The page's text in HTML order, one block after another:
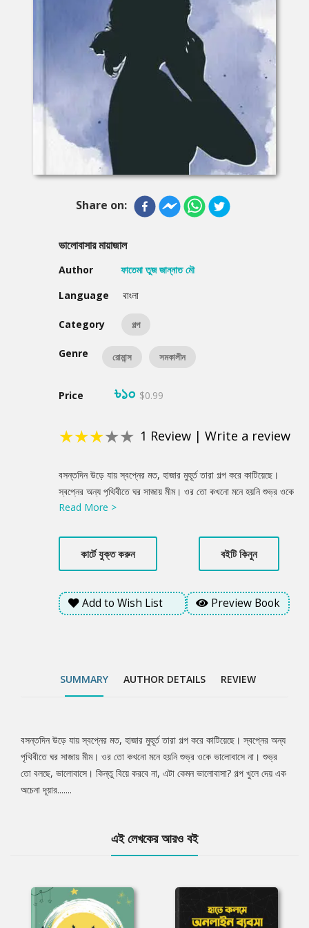
Share on:
ভালোবাসার মায়াজাল
Author
ফাতেমা তুজ জান্নাত মৌ
Language
বাংলা
Category গল্প
Genre রোমান্স সমকালীন
Price ৳১০ $0.99
★★★★★ 1 Review | Write a review
Product
Summery
বসন্তদিন উড়ে যায় স্বপ্নের মত, হাজার মুহূর্ত তারা গল্প করে কাটিয়েছে।
স্বপ্নের অন্য পৃথিবীতে ঘর সাজায় মীম। ওর তো কখনো মনে হয়নি শুভ্র ওকে
ভালোবাসে না। শুভ্র তো বলছে, ভালোবাসে। কিন্তু বিয়ে করবে না, এটা কেমন
Read More >
কার্টে যুক্ত করুন বইটি কিনুন
Add to Wish List Preview Book
SUMMARY AUTHOR DETAILS REVIEW
Tab
Article
বসন্তদিন উড়ে যায় স্বপ্নের মত, হাজার মুহূর্ত তারা গল্প করে কাটিয়েছে। স্বপ্নের অন্য
পৃথিবীতে ঘর সাজায় মীম। ওর তো কখনো মনে হয়নি শুভ্র ওকে ভালোবাসে না। শুভ্র
তো বলছে, ভালোবাসে। কিন্তু বিয়ে করবে না, এটা কেমন ভালোবাসা? গল্প খুলে দেয় এক
অচেনা দূয়ার.......
এই লেখকের আরও বই